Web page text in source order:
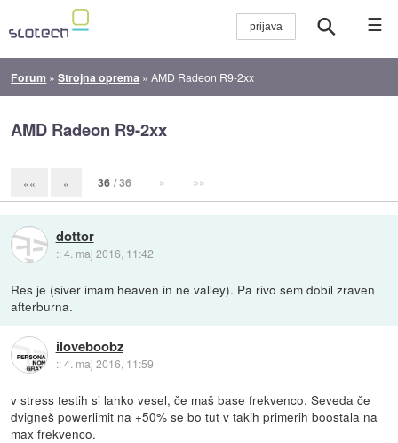
☰
Forum »Strojna oprema »AMD Radeon R9-2xx
AMD Radeon R9-2xx
«« « 36 / 36 » »»
dottor
::4. maj 2016, 11:42
Res je (siver imam heaven in ne valley). Pa rivo sem dobil zraven
afterburna.
iloveboobz
::4. maj 2016, 11:59
v stress testih si lahko vesel, če maš base frekvenco. Seveda če
dvigneš powerlimit na +50% se bo tut v takih primerih boostala na
max frekvenco.